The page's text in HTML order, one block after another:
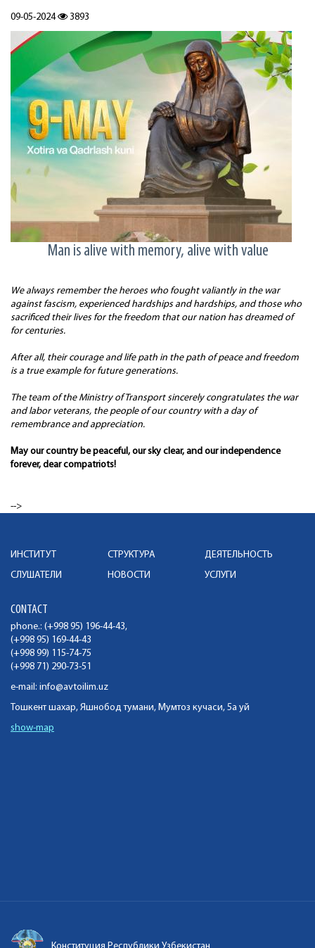
09-05-2024 3893
Man is alive with memory, alive with value
We always remember the heroes who fought valiantly in the war
against fascism, experienced hardships and hardships, and those who
sacrificed their lives for the freedom that our nation has dreamed of
for centuries.
After all, their courage and life path in the path of peace and freedom
is a true example for future generations.
The team of the Ministry of Transport sincerely congratulates the war
and labor veterans, the people of our country with a day of
remembrance and appreciation.
May our country be peaceful, our sky clear, and our independence
forever, dear compatriots!
-->
ИНСТИТУТ СТРУКТУРА
ДЕЯТЕЛЬНОСТЬ
СЛУШАТЕЛИ
НОВОСТИ УСЛУГИ
CONTACT
phone.: (+998 95) 196-44-43,
(+998 95) 169-44-43
(+998 99) 115-74-75
(+998 71) 290-73-51
e-mail: info@avtoilim.uz
Тошкент шахар, Яшнобод тумани, Мумтоз кучаси, 5а уй
show-map